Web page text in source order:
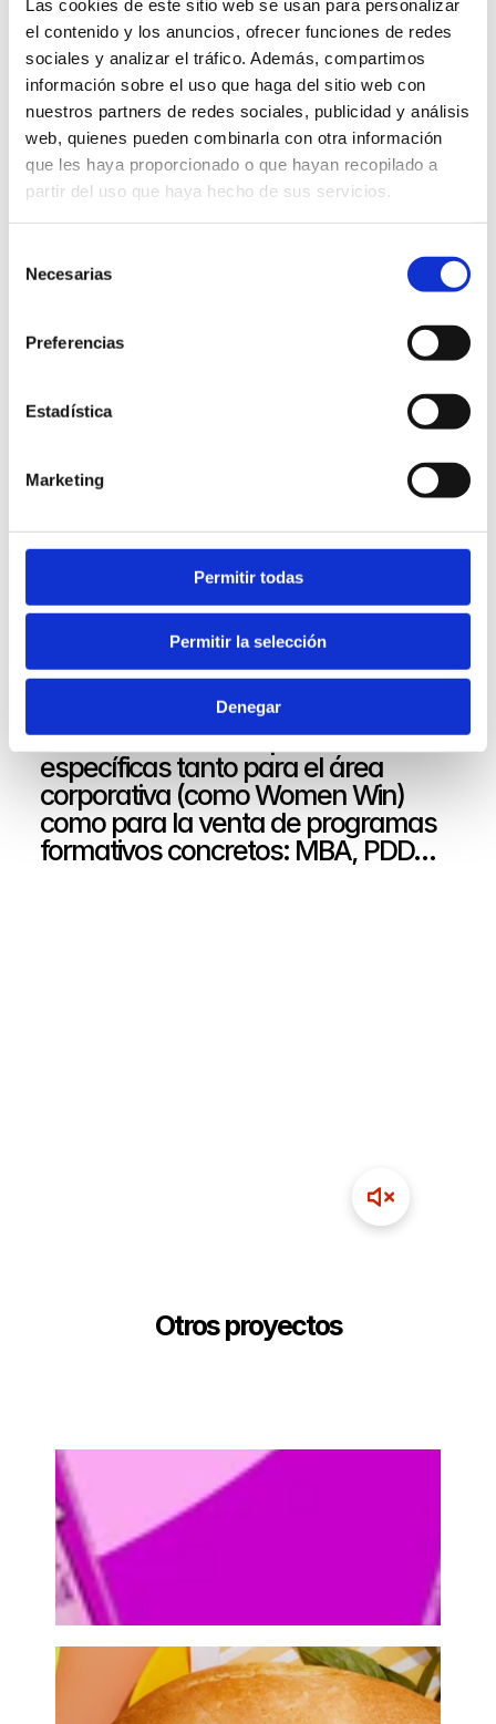
Las cookies de este sitio web se usan para personalizar
el contenido y los anuncios, ofrecer funciones de redes
sociales y analizar el tráfico. Además, compartimos
información sobre el uso que haga del sitio web con
nuestros partners de redes sociales, publicidad y análisis
web, quienes pueden combinarla con otra información
que les haya proporcionado o que hayan recopilado a
partir del uso que haya hecho de sus servicios.
Necesarias
Preferencias
Estadística
Marketing
Permitir todas
Permitir la selección
Denegar
Believe
Actualizamos la imagen
corporativa que quedó recogida
creando un sistema de expresión
correcta relación entre las
comunicaciones corporativas y
Hemos creado campañas
específicas tanto para el área
corporativa (como Women Win)
como para la venta de programas
formativos concretos: MBA, PDD…
Otros proyectos